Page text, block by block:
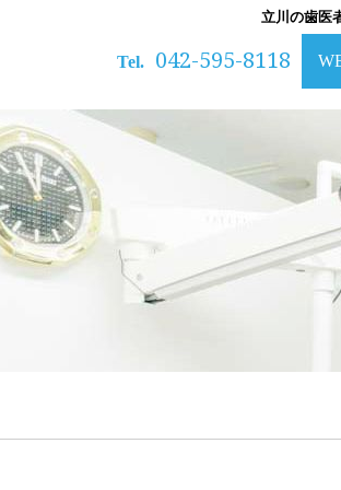
立川の歯医
Tel. 042-595-8118